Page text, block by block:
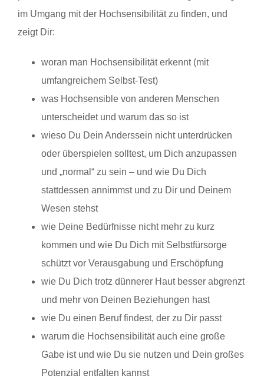
im Umgang mit der Hochsensibilität zu finden, und
zeigt Dir:
woran man Hochsensibilität erkennt (mit
umfangreichem Selbst-Test)
was Hochsensible von anderen Menschen
unterscheidet und warum das so ist
wieso Du Dein Anderssein nicht unterdrücken
oder überspielen solltest, um Dich anzupassen
und „normal“ zu sein – und wie Du Dich
stattdessen annimmst und zu Dir und Deinem
Wesen stehst
wie Deine Bedürfnisse nicht mehr zu kurz
kommen und wie Du Dich mit Selbstfürsorge
schützt vor Verausgabung und Erschöpfung
wie Du Dich trotz dünnerer Haut besser abgrenzt
und mehr von Deinen Beziehungen hast
wie Du einen Beruf findest, der zu Dir passt
warum die Hochsensibilität auch eine große
Gabe ist und wie Du sie nutzen und Dein großes
Potenzial entfalten kannst